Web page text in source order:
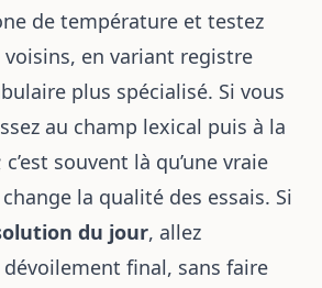
de température et testez
en variant registre
plus spécialisé. Si vous
au champ lexical puis à la
souvent là qu’une vraie
change la qualité des essais. Si
du jour, allez
final, sans faire